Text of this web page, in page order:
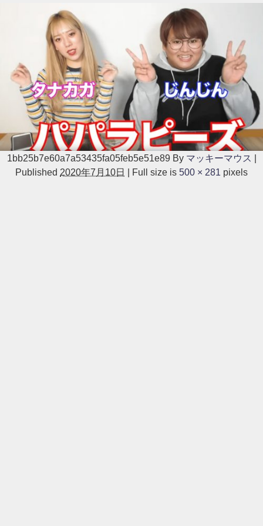
1bb25b7e60a7a53435fa05feb5e51e89 By マッキーマウス
Published 2020年7月10日 Full size is 500 × 281 pixels